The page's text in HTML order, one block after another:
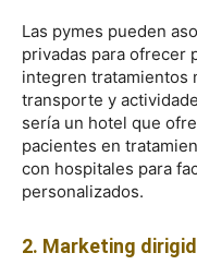
Las pymes pueden
privadas para ofrecer
integren tratamientos
transporte y
sería un hotel que
pacientes en
con hospitales para
personalizados.
2. Marketing